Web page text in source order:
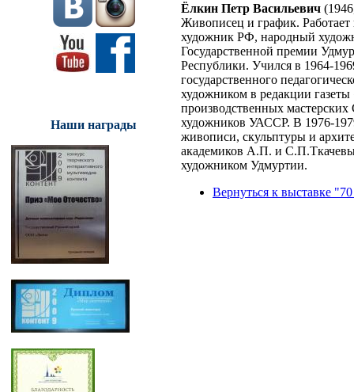
Наши награды
Ёлкин Петр Васильевич
Живописец и график.
художник РФ, народный
Государственной премии
Республики. Учился в 1964-
государственного
художником в редакции
производственных
художников УАССР. В 1976-
живописи, скульптуры и
академиков А.П. и
художником Удмуртии.
Вернуться к выставке